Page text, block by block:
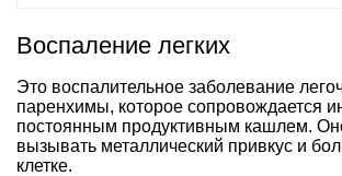
Воспаление легких
Это воспалительное заболевание
паренхимы, которое сопровождается
постоянным продуктивным кашлем.
вызывать металлический привкус и
клетке.